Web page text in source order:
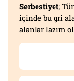
Serbestiyet;
içinde bu gri
alanlar lazım